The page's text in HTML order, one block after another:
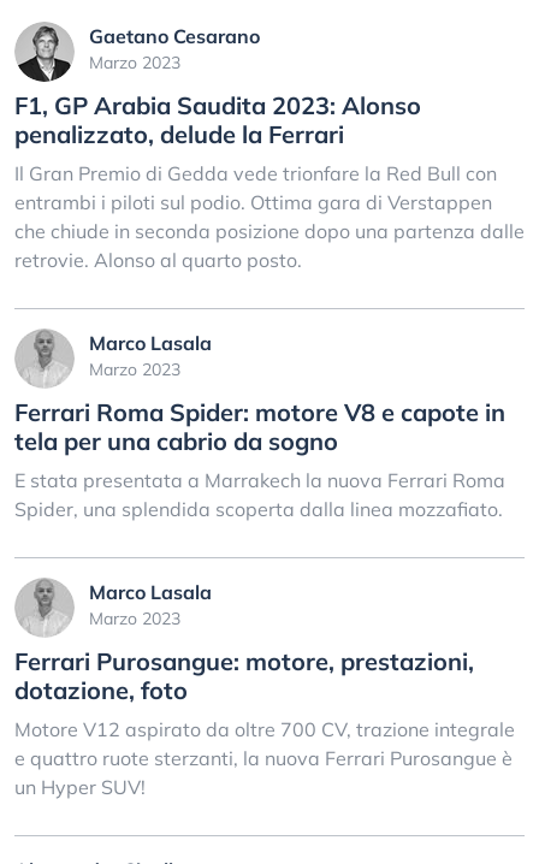
Gaetano Cesarano
Marzo 2023
F1, GP Arabia Saudita 2023: Alonso
penalizzato, delude la Ferrari
Il Gran Premio di Gedda vede trionfare la Red Bull con
entrambi i piloti sul podio. Ottima gara di Verstappen
che chiude in seconda posizione dopo una partenza dalle
retrovie. Alonso al quarto posto.
Marco Lasala
Marzo 2023
Ferrari Roma Spider: motore V8 e capote in
tela per una cabrio da sogno
E stata presentata a Marrakech la nuova Ferrari Roma
Spider, una splendida scoperta dalla linea mozzafiato.
Marco Lasala
Marzo 2023
Ferrari Purosangue: motore, prestazioni,
dotazione, foto
Motore V12 aspirato da oltre 700 CV, trazione integrale
e quattro ruote sterzanti, la nuova Ferrari Purosangue è
un Hyper SUV!